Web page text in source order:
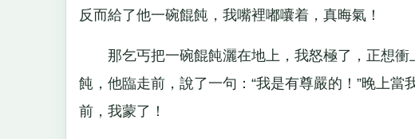
反而給了他一碗餛飩，我嘴裡嘟囔着，真晦氣！
那乞丐把一碗餛飩灑在地上，我怒極了，正想衝
飩，他臨走前，說了一句：“我是有尊嚴的！”晚上
前，我蒙了！